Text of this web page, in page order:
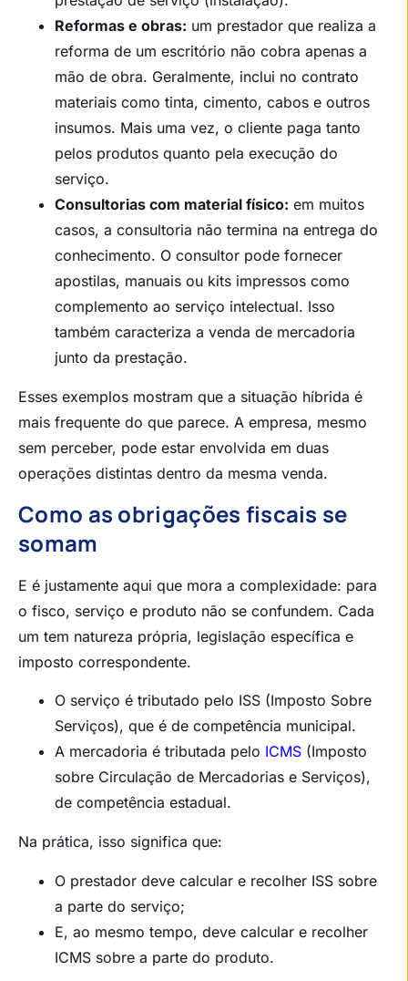
Reformas e obras: um prestador que realiza a
reforma de um escritório não cobra apenas a
mão de obra. Geralmente, inclui no contrato
materiais como tinta, cimento, cabos e outros
insumos. Mais uma vez, o cliente paga tanto
pelos produtos quanto pela execução do
serviço.
Consultorias com material físico: em muitos
casos, a consultoria não termina na entrega do
conhecimento. O consultor pode fornecer
apostilas, manuais ou kits impressos como
complemento ao serviço intelectual. Isso
também caracteriza a venda de mercadoria
junto da prestação.
Esses exemplos mostram que a situação híbrida é
mais frequente do que parece. A empresa, mesmo
sem perceber, pode estar envolvida em duas
operações distintas dentro da mesma venda.
Como as obrigações fiscais se
somam
E é justamente aqui que mora a complexidade: para
o fisco, serviço e produto não se confundem. Cada
um tem natureza própria, legislação específica e
imposto correspondente.
O serviço é tributado pelo ISS (Imposto Sobre
Serviços), que é de competência municipal.
A mercadoria é tributada pelo ICMS (Imposto
sobre Circulação de Mercadorias e Serviços),
de competência estadual.
Na prática, isso significa que:
O prestador deve calcular e recolher ISS sobre
a parte do serviço;
E, ao mesmo tempo, deve calcular e recolher
ICMS sobre a parte do produto.